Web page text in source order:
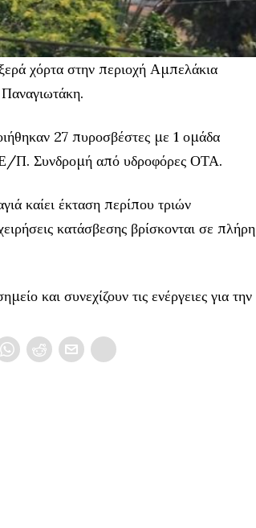
χόρτα στην περιοχή Αμπελάκια
27 πυροσβέστες με 1 ομάδα
Π. Συνδρομή από υδροφόρες ΟΤΑ.
καίει έκταση περίπου τριών
κατάσβεσης βρίσκονται σε πλήρη
και συνεχίζουν τις ενέργειες για την